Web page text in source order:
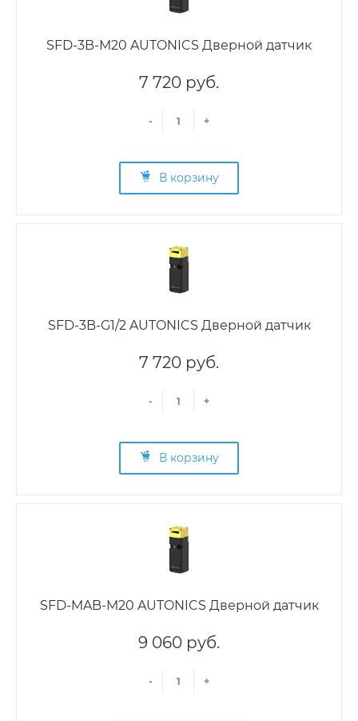
SFD-3B-M20 AUTONICS Дверной датчик
7 720 руб.
- +
В корзину
SFD-3B-G1/2 AUTONICS Дверной датчик
7 720 руб.
- +
В корзину
SFD-MAB-M20 AUTONICS Дверной датчик
9 060 руб.
- +